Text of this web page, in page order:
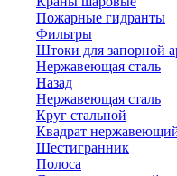
Пожарные гидранты
Фильтры
Штоки для запорной
Нержавеющая сталь
Назад
Нержавеющая сталь
Круг стальной
Квадрат
Шестигранник
Полоса